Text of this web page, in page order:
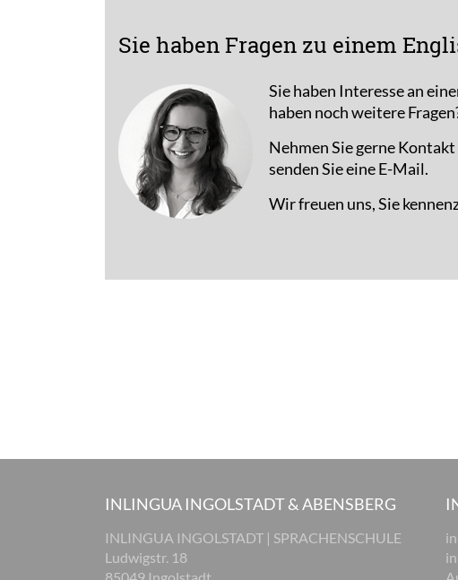
Sie haben Fragen zu einem
Sie haben Interesse an
haben noch weitere
Nehmen Sie gerne
senden Sie eine E-Mail.
Wir freuen uns, Sie
INLINGUA INGOLSTADT & ABENSBERG
INLINGUA INGOLSTADT | SPRACHENSCHULE
Ludwigstr. 18